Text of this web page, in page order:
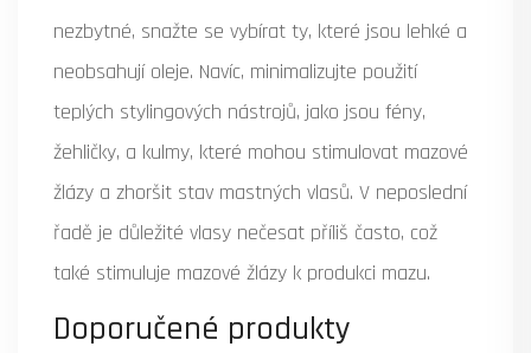
nezbytné, snažte se vybírat ty, které jsou lehké a
neobsahují oleje. Navíc, minimalizujte použití
teplých stylingových nástrojů, jako jsou fény,
žehličky, a kulmy, které mohou stimulovat mazové
žlázy a zhoršit stav mastných vlasů. V neposlední
řadě je důležité vlasy nečesat příliš často, což
také stimuluje mazové žlázy k produkci mazu.
Doporučené produkty